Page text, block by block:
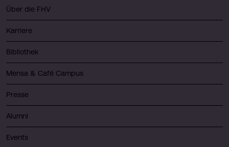
Über die FHV
Karriere
Bibliothek
Mensa & Café Campus
Presse
Alumni
Events